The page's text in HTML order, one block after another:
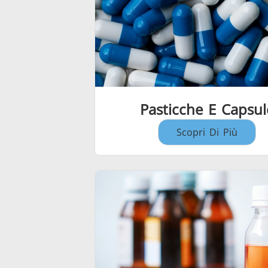
Pasticche E
Scopri Di Più